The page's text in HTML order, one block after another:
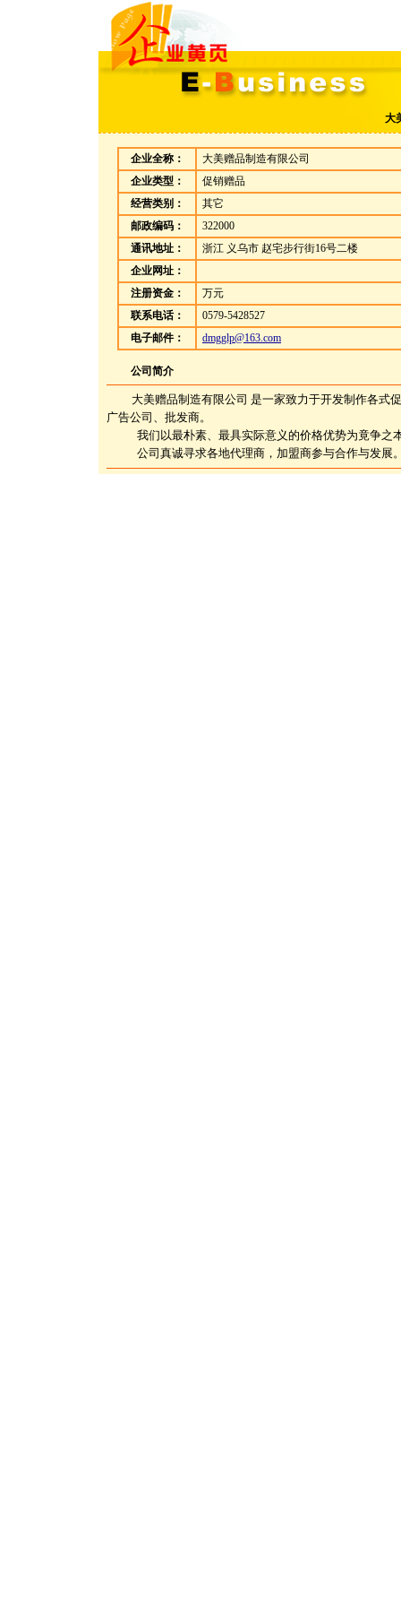
大
企业全称：
大美赠品制造有限公司
企业类型：
促销赠品
经营类别：
其它
邮政编码：
322000
通讯地址：
浙江 义乌市 赵宅步行街16号二楼
企业网址：
注册资金：
万元
联系电话：
0579-5428527
电子邮件：
dmgglp@163.com
公司简介
大美赠品制造有限公司 是一家致力于开发制作各式
广告公司、批发商。
我们以最朴素、最具实际意义的价格优势为竟争
公司真诚寻求各地代理商，加盟商参与合作与发展